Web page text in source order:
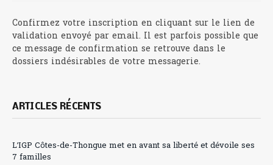
Confirmez votre inscription en cliquant sur le lien de
validation envoyé par email. Il est parfois possible que
ce message de confirmation se retrouve dans le
dossiers indésirables de votre messagerie.
ARTICLES RÉCENTS
L’IGP Côtes-de-Thongue met en avant sa liberté et dévoile ses
7 familles